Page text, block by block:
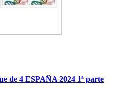
de 4 ESPAÑA 2024 1ª parte